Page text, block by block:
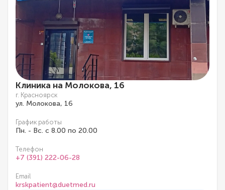
Клиника на Молокова, 16
г. Красноярск
ул. Молокова, 16
График работы
Пн. - Вс. с 8.00 по 20.00
Телефон
+7 (391) 222-06-28
Email
krskpatient@duetmed.ru